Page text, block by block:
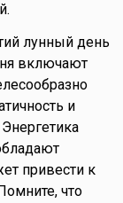
лунный день
включают
и
привести к
что